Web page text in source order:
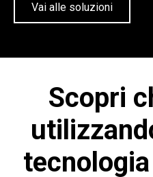
Vai alle soluzioni
Scopri